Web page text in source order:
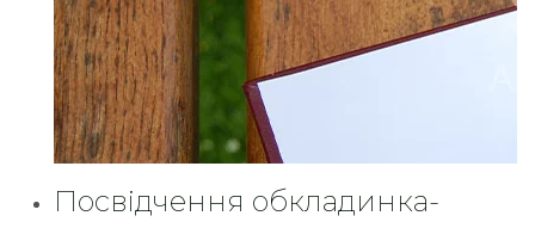
Посвідчення обкладинка-